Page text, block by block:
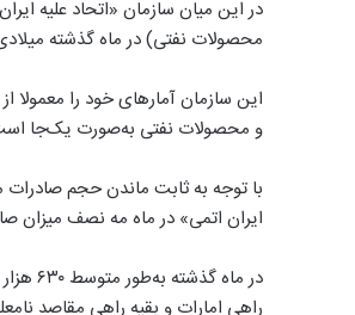
در این میان سازمان «اتحاد علیه
محصولات نفتی) در ماه گذشته میلادی به ۹۳۳ هزار بشکه در روز رسیده که نسبت به ماه مارس یک سوم کاهش
این سازمان آمارهای خود را معمولا
و محصولات نفتی به‌صورت یک‌جا
با توجه به ثابت ماندن حجم صادرات
ایران اتمی» در ماه مه نصف میزان
راهی امارات و بقیه راهی مقاصد